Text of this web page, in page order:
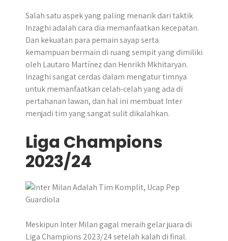
Salah satu aspek yang paling menarik dari taktik
Inzaghi adalah cara dia memanfaatkan kecepatan.
Dan kekuatan para pemain sayap serta
kemampuan bermain di ruang sempit yang dimiliki
oleh Lautaro Martínez dan Henrikh Mkhitaryan.
Inzaghi sangat cerdas dalam mengatur timnya
untuk memanfaatkan celah-celah yang ada di
pertahanan lawan, dan hal ini membuat Inter
menjadi tim yang sangat sulit dikalahkan.
Liga Champions
2023/24
Meskipun Inter Milan gagal meraih gelar juara di
Liga Champions 2023/24 setelah kalah di final.